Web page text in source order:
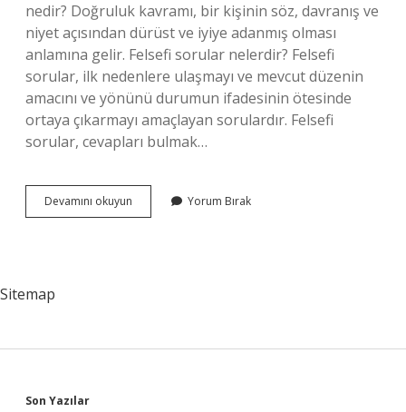
nedir? Doğruluk kavramı, bir kişinin söz, davranış ve
niyet açısından dürüst ve iyiye adanmış olması
anlamına gelir. Felsefi sorular nelerdir? Felsefi
sorular, ilk nedenlere ulaşmayı ve mevcut düzenin
amacını ve yönünü durumun ifadesinin ötesinde
ortaya çıkarmayı amaçlayan sorulardır. Felsefi
sorular, cevapları bulmak…
Devamını okuyun
Nedir
Yorum Bırak
Sitemap
Son Yazılar